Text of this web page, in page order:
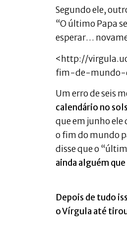
Segundo ele,
“O último Papa
esperar…
<http://
fim-de-mundo-
Um erro de seis
calendário no
que em junho ele
o fim do mundo
disse que o
ainda alguém
Depois de tudo
o Vírgula até